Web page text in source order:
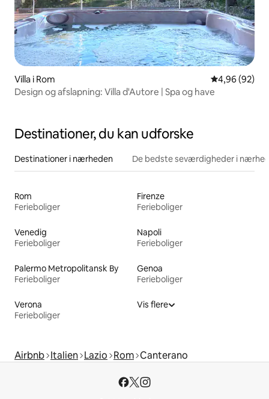
Villa i Rom 4,96 ud af 5 i
4,96 (92)
Design og afslapning: Villa d'Autore | Spa og have
Destinationer, du kan udforske
Destinationer i nærheden De bedste seværdigheder i
Rom
Ferieboliger
Firenze
Ferieboliger
Venedig
Ferieboliger
Napoli
Ferieboliger
Palermo Metropolitansk By
Ferieboliger
Genoa
Ferieboliger
Verona
Ferieboliger
Vis flere
Airbnb Italien Lazio Rom Canterano